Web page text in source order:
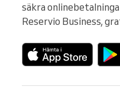
säkra
Reservio Business,